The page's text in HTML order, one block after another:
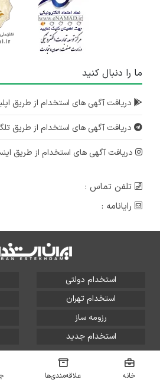
ما را دنبال کنید
دریافت آگهی های استخدام از طریق
دریافت آگهی های استخدام از طریق
دریافت آگهی های استخدام از طریق
تلفن تماس :
رایانامه :
استخدام دولتی
استخدام تهران
رزومه ساز
استخدام جدید
تمامی حقوق این سایت برای
گونه سوءاستفاده از آن پیگرد
خانه علاقه‌مندی‌ها